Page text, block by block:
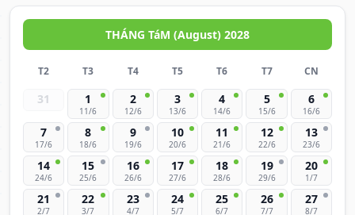
THÁNG TáM (August) 2028
T2 T3 T4 T5 T6 T7 CN
31 1
11/6
2
12/6
3
13/6
4
14/6
5
15/6
6
16/6
7
17/6
8
18/6
9
19/6
10
20/6
11
21/6
12
22/6
13
23/6
14
24/6
15
25/6
16
26/6
17
27/6
18
28/6
19
29/6
20
1/7
21
2/7
22
3/7
23
4/7
24
5/7
25
6/7
26
7/7
27
8/7